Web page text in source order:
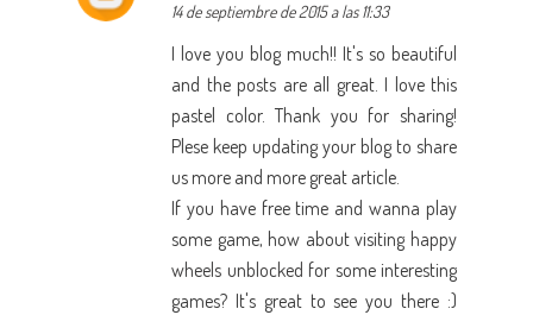
14 de septiembre de 2015 a las 11:33
I love you blog much!! It's so beautiful
and the posts are all great. I love this
pastel color. Thank you for sharing!
Plese keep updating your blog to share
us more and more great article.
If you have free time and wanna play
some game, how about visiting happy
wheels unblocked for some interesting
games? It's great to see you there :)